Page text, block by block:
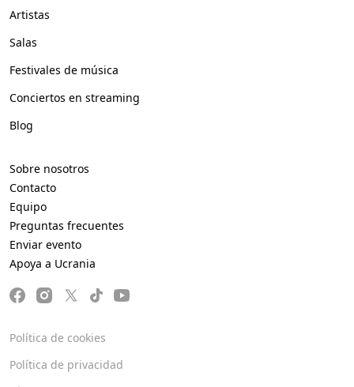
Artistas
Salas
Festivales de música
Conciertos en streaming
Blog
Sobre nosotros
Contacto
Equipo
Preguntas frecuentes
Enviar evento
Apoya a Ucrania
Política de cookies
Política de privacidad